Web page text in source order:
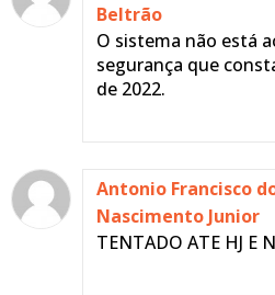
Beltrão
O sistema não está
segurança que
de 2022.
Antonio Francisco
Nascimento Junior
TENTADO ATE HJ E